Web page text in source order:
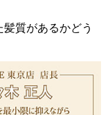
質があるかどう